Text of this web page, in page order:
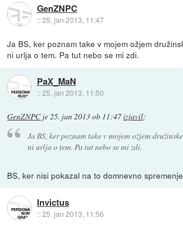
GenZNPC
::25. jan 2013, 11:47
Ja BS, ker poznam take v mojem ožjem
ni urlja o tem. Pa tut nebo se mi zdi.
PaX_MaN
::25. jan 2013, 11:50
GenZNPCje25. jan 2013 ob 11:47izjavil:
Ja BS, ker poznam take v mojem ožjem
ni urlja o tem. Pa tut nebo se mi zdi.
BS, ker nisi pokazal na to domnevno
Invictus
::25. jan 2013, 11:56